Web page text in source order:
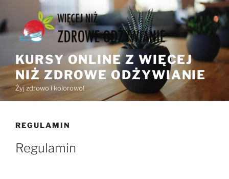
do
treści
KURSY ONLINE Z WIĘCEJ
NIŻ ZDROWE ODŻYWIANIE
Żyj zdrowo i kolorowo!
REGULAMIN
Regulamin